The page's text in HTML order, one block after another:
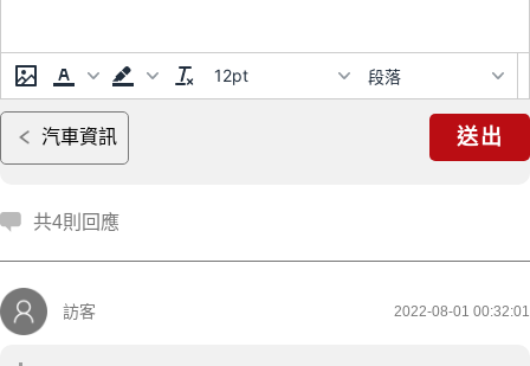
12pt 段落
汽車資訊 送出
共4則回應
訪客 2022-08-01 00:32:01